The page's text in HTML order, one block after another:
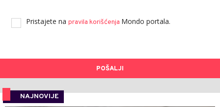
Pristajete na pravila korišćenja Mondo portala.
POŠALJI
NAJNOVIJE